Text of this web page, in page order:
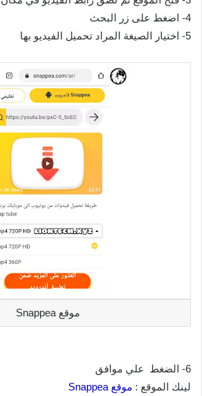
4- اضغط على زر البحث
5- اختيار الصيغة المراد تحميل الفيديو بها
موقع Snappea
6- الضغط علي موافق
لينك الموقع : موقع Snappea